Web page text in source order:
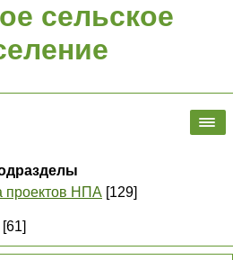
сельское
проектов НПА [129]
[61]